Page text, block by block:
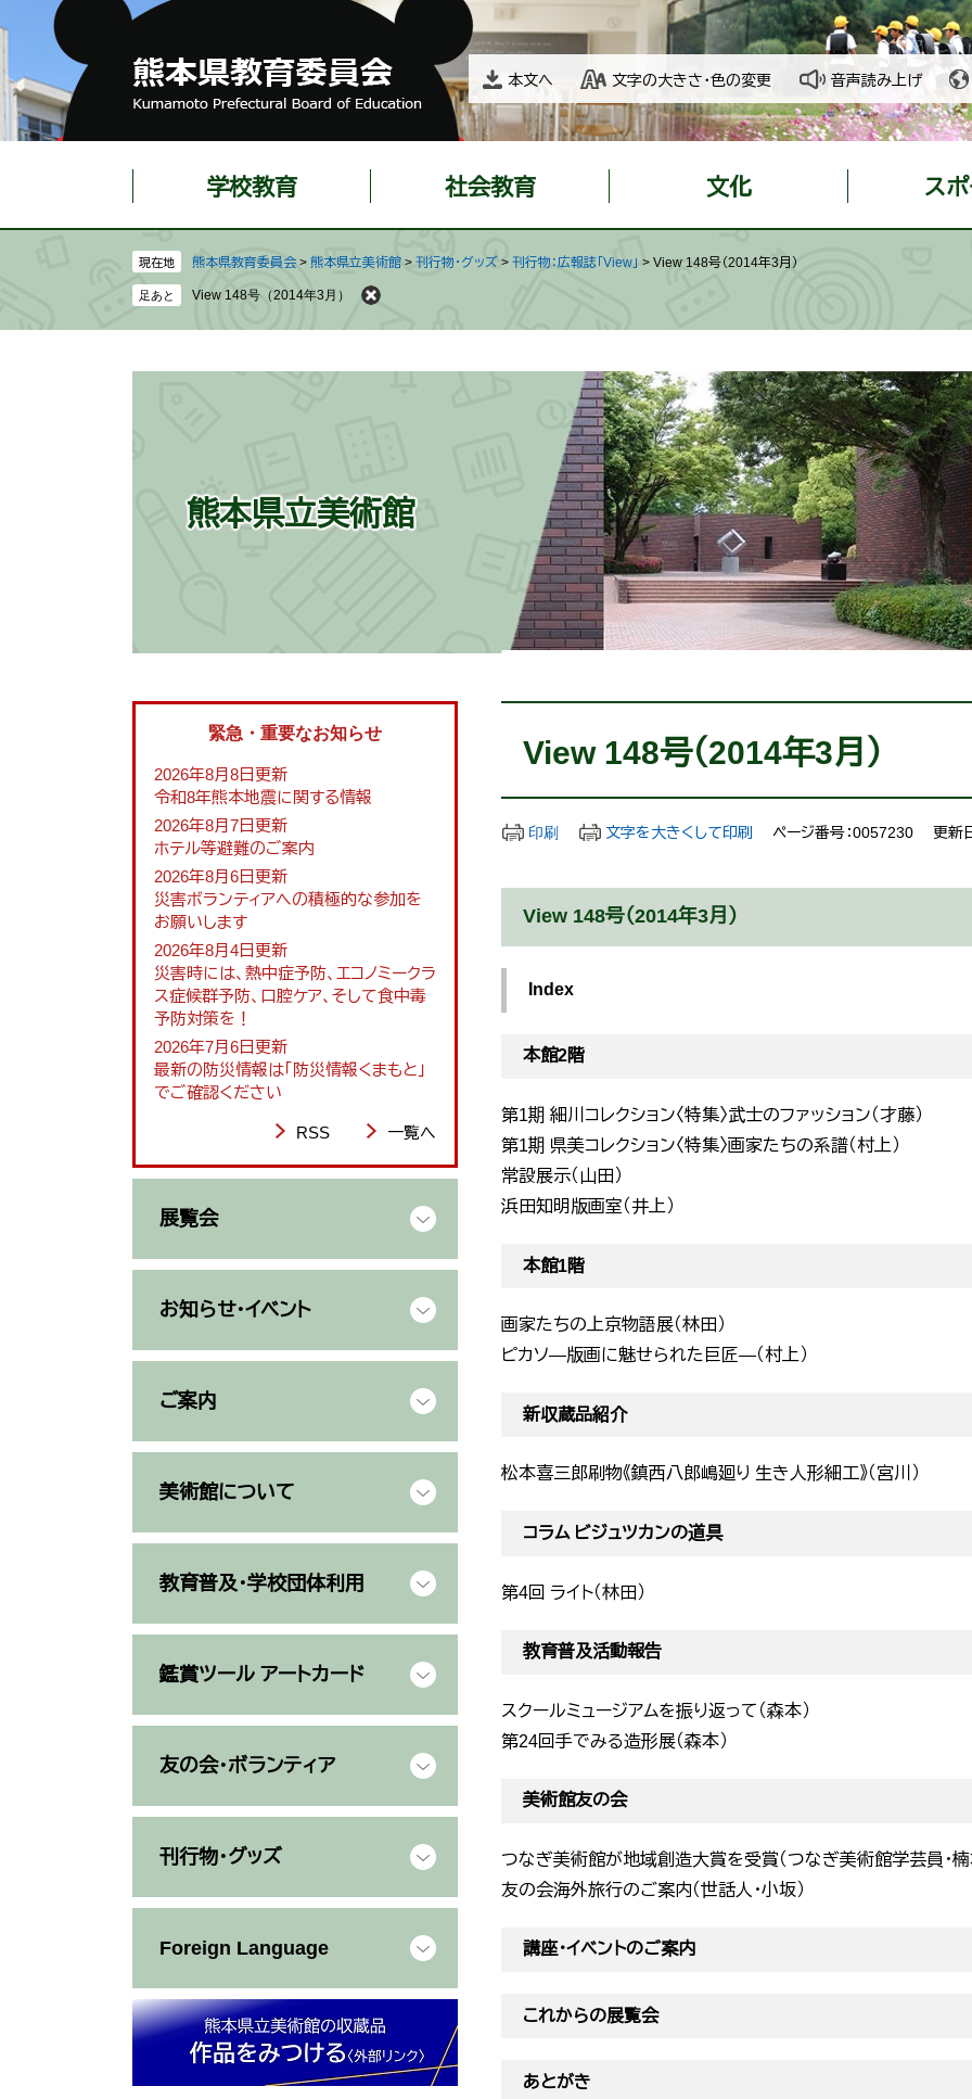
の
頭
ー
飛
本文へ 文字の大きさ・色の変更 音声読み上げ
学校教育 社会教育 文化 ス
現在地 熊本県教育委員会 > 熊本県立美術館 > 刊行物・グッズ > 刊行物：広報誌「View」 > View 148号（2014年3月）
View 148号（2014年3月）
熊本県立美術館
View 148号（2014年3月）
印刷 文字を大きくして印刷 ページ番号：0057230 更新
View 148号（2014年3月）
Index
本館2階
第1期 細川コレクション〈特集〉武士のファッション（才藤）
第1期 県美コレクション〈特集〉画家たちの系譜（村上）
常設展示（山田）
浜田知明版画室（井上）
本館1階
画家たちの上京物語展（林田）
ピカソ―版画に魅せられた巨匠―（村上）
新収蔵品紹介
松本喜三郎刷物《鎮西八郎嶋廻り 生き人形細工》（宮川）
コラム ビジュツカンの道具
第4回 ライト（林田）
教育普及活動報告
スクールミュージアムを振り返って（森本）
第24回手でみる造形展（森本）
美術館友の会
つなぎ美術館が地域創造大賞を受賞（つなぎ美術館学芸員・楠
友の会海外旅行のご案内（世話人・小坂）
講座・イベントのご案内
これからの展覧会
あとがき
緊急・重要なお知らせ
2026年8月8日更新
令和8年熊本地震に関する情報
2026年8月7日更新
ホテル等避難のご案内
2026年8月6日更新
災害ボランティアへの積極的な参加を
お願いします
2026年8月4日更新
災害時には、熱中症予防、エコノミークラ
ス症候群予防、口腔ケア、そして食中毒
予防対策を！
2026年7月6日更新
最新の防災情報は「防災情報くまもと」
でご確認ください
RSS 一覧へ
展覧会
お知らせ・イベント
ご案内
美術館について
教育普及・学校団体利用
鑑賞ツール アートカード
友の会・ボランティア
刊行物・グッズ
Foreign Language